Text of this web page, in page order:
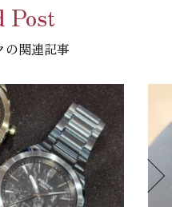
Post
の関連記事